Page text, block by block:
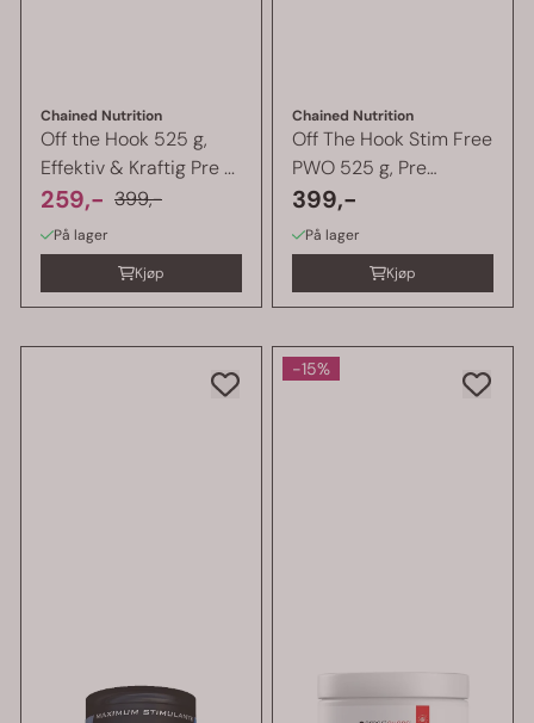
Chained Nutrition
Off the Hook 525 g,
Effektiv & Kraftig Pre ...
259,- 399,-
På lager
Kjøp
Chained Nutrition
Off The Hook Stim Free
PWO 525 g, Pre
Workout
399,-
På lager
Kjøp
-15%